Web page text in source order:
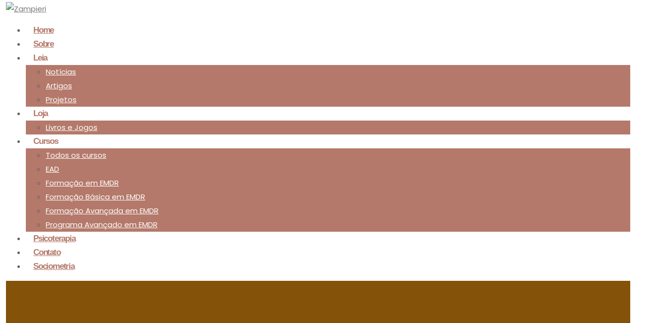
Home
Sobre
Leia
Notícias
Artigos
Projetos
Loja
Livros e Jogos
Cursos
Todos os cursos
EAD
Formação em EMDR
Formação Básica em EMDR
Formação Avançada em EMDR
Programa Avançado em EMDR
Psicoterapia
Contato
Sociometria